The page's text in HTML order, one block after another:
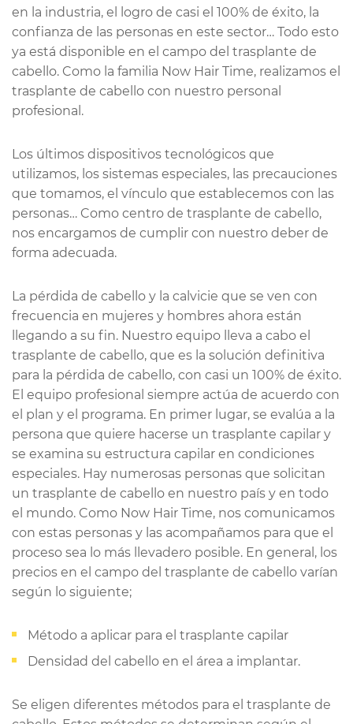
en la industria, el logro de casi el 100% de éxito, la
confianza de las personas en este sector… Todo esto
ya está disponible en el campo del trasplante de
cabello. Como la familia Now Hair Time, realizamos el
trasplante de cabello con nuestro personal
profesional.
Los últimos dispositivos tecnológicos que
utilizamos, los sistemas especiales, las precauciones
que tomamos, el vínculo que establecemos con las
personas… Como centro de trasplante de cabello,
nos encargamos de cumplir con nuestro deber de
forma adecuada.
La pérdida de cabello y la calvicie que se ven con
frecuencia en mujeres y hombres ahora están
llegando a su fin. Nuestro equipo lleva a cabo el
trasplante de cabello, que es la solución definitiva
para la pérdida de cabello, con casi un 100% de éxito.
El equipo profesional siempre actúa de acuerdo con
el plan y el programa. En primer lugar, se evalúa a la
persona que quiere hacerse un trasplante capilar y
se examina su estructura capilar en condiciones
especiales. Hay numerosas personas que solicitan
un trasplante de cabello en nuestro país y en todo
el mundo. Como Now Hair Time, nos comunicamos
con estas personas y las acompañamos para que el
proceso sea lo más llevadero posible. En general, los
precios en el campo del trasplante de cabello varían
según lo siguiente;
Método a aplicar para el trasplante capilar
Densidad del cabello en el área a implantar.
Se eligen diferentes métodos para el trasplante de